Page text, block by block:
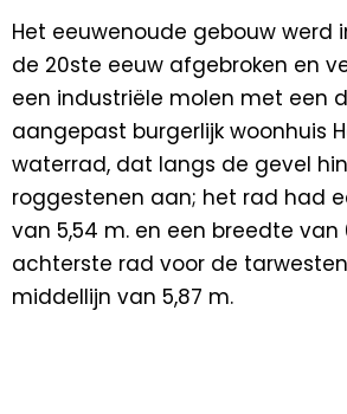
Het eeuwenoude gebouw werd
de 20ste eeuw afgebroken en
een industriële molen met een
aangepast burgerlijk woonhuis
waterrad, dat langs de gevel
roggestenen aan; het rad had
van 5,54 m. en een breedte van
achterste rad voor de
middellijn van 5,87 m.